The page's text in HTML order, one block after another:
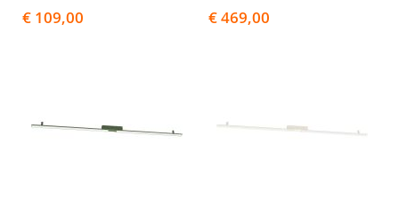
€ 109,00 € 469,00